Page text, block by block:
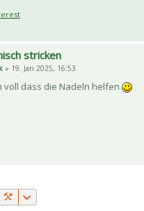
stricken
» 19. Jan 2025, 16:53
voll dass die Nadeln helfen